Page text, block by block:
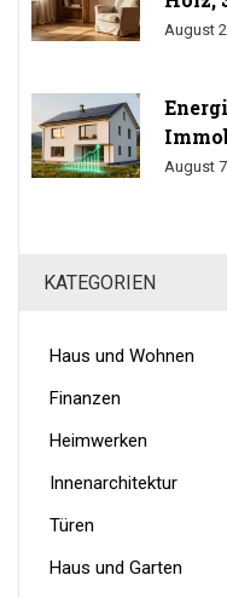
August
August
KATEGORIEN
Haus und Wohnen
Finanzen
Heimwerken
Innenarchitektur
Türen
Haus und Garten